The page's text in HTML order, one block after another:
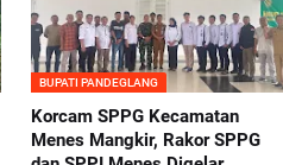
BUPATI PANDEGLANG
Korcam SPPG Kecamatan
Menes Mangkir, Rakor SPPG